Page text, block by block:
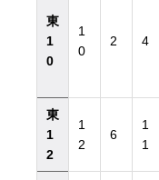
東
1
0
1
0
2 4
東
1
2
1
2
6
1
1